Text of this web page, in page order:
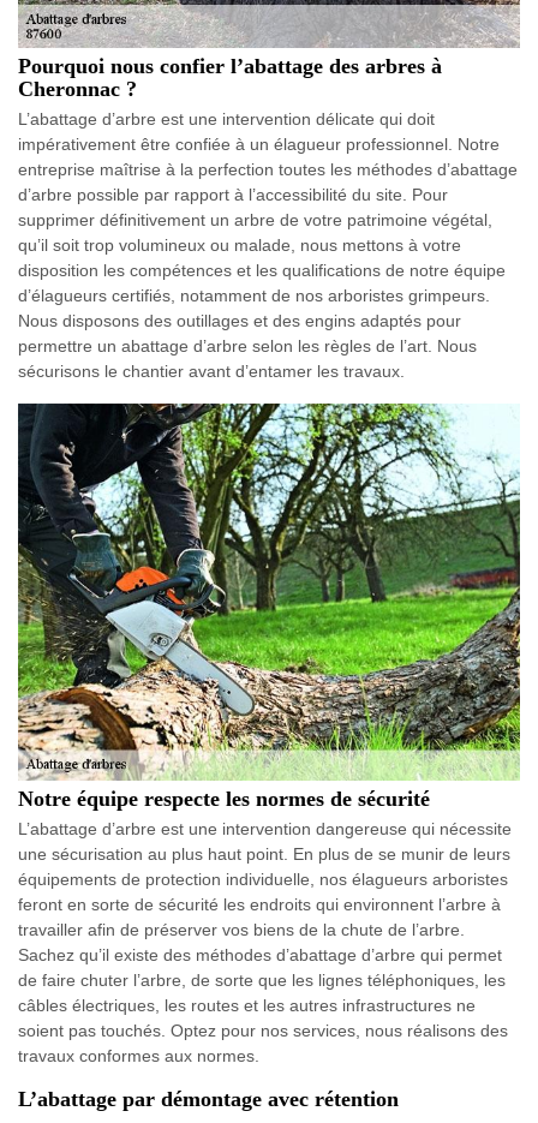
Pourquoi nous confier l’abattage des arbres à
Cheronnac ?
L’abattage d’arbre est une intervention délicate qui doit
impérativement être confiée à un élagueur professionnel. Notre
entreprise maîtrise à la perfection toutes les méthodes d’abattage
d’arbre possible par rapport à l’accessibilité du site. Pour
supprimer définitivement un arbre de votre patrimoine végétal,
qu’il soit trop volumineux ou malade, nous mettons à votre
disposition les compétences et les qualifications de notre équipe
d’élagueurs certifiés, notamment de nos arboristes grimpeurs.
Nous disposons des outillages et des engins adaptés pour
permettre un abattage d’arbre selon les règles de l’art. Nous
sécurisons le chantier avant d’entamer les travaux.
Notre équipe respecte les normes de sécurité
L’abattage d’arbre est une intervention dangereuse qui nécessite
une sécurisation au plus haut point. En plus de se munir de leurs
équipements de protection individuelle, nos élagueurs arboristes
feront en sorte de sécurité les endroits qui environnent l’arbre à
travailler afin de préserver vos biens de la chute de l’arbre.
Sachez qu’il existe des méthodes d’abattage d’arbre qui permet
de faire chuter l’arbre, de sorte que les lignes téléphoniques, les
câbles électriques, les routes et les autres infrastructures ne
soient pas touchés. Optez pour nos services, nous réalisons des
travaux conformes aux normes.
L’abattage par démontage avec rétention